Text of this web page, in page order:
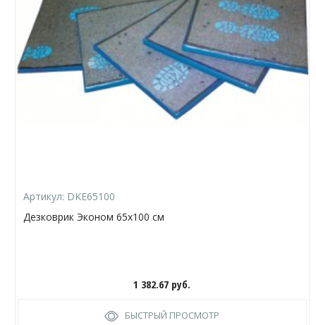
Артикул: DKE65100
Дезковрик Эконом 65х100 см
1 382.67 руб.
БЫСТРЫЙ ПРОСМОТР